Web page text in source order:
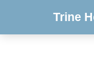
Trine